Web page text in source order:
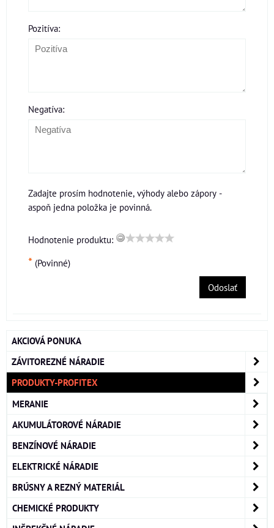
Pozitíva:
Negatíva:
Zadajte prosím hodnotenie, výhody alebo zápory -
aspoň jedna položka je povinná.
Hodnotenie produktu:
* (Povinné)
Odoslať
AKCIOVÁ PONUKA
ZÁVITOREZNÉ NÁRADIE
PRODUKTY-PROFITEX
MERANIE
AKUMULÁTOROVÉ NÁRADIE
BENZÍNOVÉ NÁRADIE
ELEKTRICKÉ NÁRADIE
BRÚSNY A REZNÝ MATERIÁL
CHEMICKÉ PRODUKTY